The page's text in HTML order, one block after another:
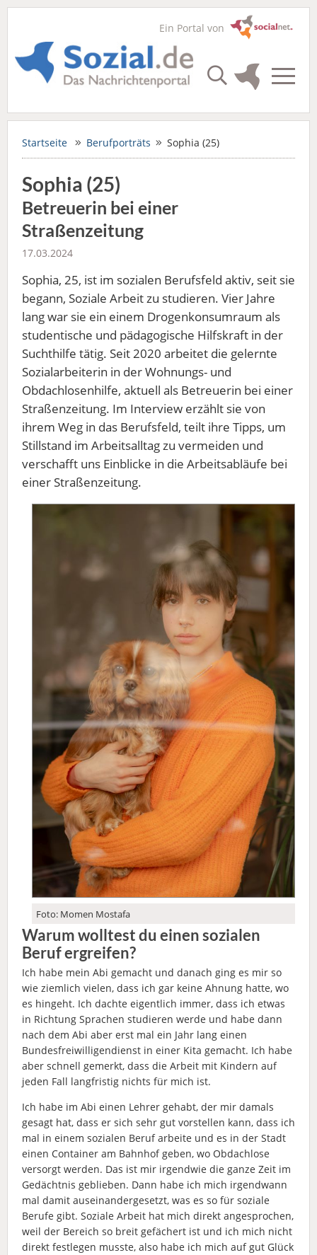
Ein Portal von
Startseite Berufporträts Sophia (25)
Sophia (25)
Betreuerin bei einer
Straßenzeitung
17.03.2024
Sophia, 25, ist im sozialen Berufsfeld aktiv, seit sie
begann, Soziale Arbeit zu studieren. Vier Jahre
lang war sie ein einem Drogenkonsumraum als
studentische und pädagogische Hilfskraft in der
Suchthilfe tätig. Seit 2020 arbeitet die gelernte
Sozialarbeiterin in der Wohnungs- und
Obdachlosenhilfe, aktuell als Betreuerin bei einer
Straßenzeitung. Im Interview erzählt sie von
ihrem Weg in das Berufsfeld, teilt ihre Tipps, um
Stillstand im Arbeitsalltag zu vermeiden und
verschafft uns Einblicke in die Arbeitsabläufe bei
einer Straßenzeitung.
Foto: Momen Mostafa
Warum wolltest du einen sozialen
Beruf ergreifen?
Ich habe mein Abi gemacht und danach ging es mir so
wie ziemlich vielen, dass ich gar keine Ahnung hatte, wo
es hingeht. Ich dachte eigentlich immer, dass ich etwas
in Richtung Sprachen studieren werde und habe dann
nach dem Abi aber erst mal ein Jahr lang einen
Bundesfreiwilligendienst in einer Kita gemacht. Ich habe
aber schnell gemerkt, dass die Arbeit mit Kindern auf
jeden Fall langfristig nichts für mich ist.
Ich habe im Abi einen Lehrer gehabt, der mir damals
gesagt hat, dass er sich sehr gut vorstellen kann, dass ich
mal in einem sozialen Beruf arbeite und es in der Stadt
einen Container am Bahnhof geben, wo Obdachlose
versorgt werden. Das ist mir irgendwie die ganze Zeit im
Gedächtnis geblieben. Dann habe ich mich irgendwann
mal damit auseinandergesetzt, was es so für soziale
Berufe gibt. Soziale Arbeit hat mich direkt angesprochen,
weil der Bereich so breit gefächert ist und ich mich nicht
direkt festlegen musste, also habe ich mich auf gut Glück